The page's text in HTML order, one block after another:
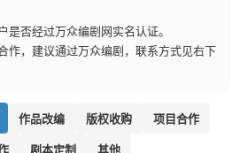
是否经过万众编剧网实名认证。
作，建议通过万众编剧，联系方式见右下
作品改编 版权收购 项目合作
剧本定制 其他